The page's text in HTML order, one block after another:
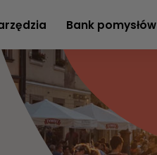
Bank pomysłów